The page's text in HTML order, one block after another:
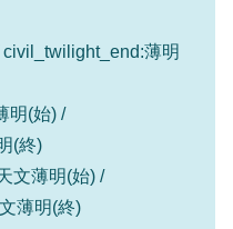
薄明
明(始) /
(終)
文薄明(始) /
薄明(終)